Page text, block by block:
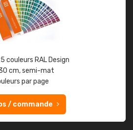
couleurs RAL Design
cm, semi-mat
par page
/ commande